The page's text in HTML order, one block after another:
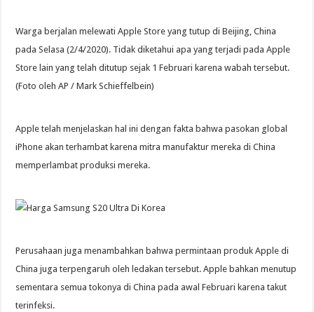
Warga berjalan melewati Apple Store yang tutup di Beijing, China
pada Selasa (2/4/2020). Tidak diketahui apa yang terjadi pada Apple
Store lain yang telah ditutup sejak 1 Februari karena wabah tersebut.
(Foto oleh AP / Mark Schieffelbein)
Apple telah menjelaskan hal ini dengan fakta bahwa pasokan global
iPhone akan terhambat karena mitra manufaktur mereka di China
memperlambat produksi mereka.
Perusahaan juga menambahkan bahwa permintaan produk Apple di
China juga terpengaruh oleh ledakan tersebut. Apple bahkan menutup
sementara semua tokonya di China pada awal Februari karena takut
terinfeksi.